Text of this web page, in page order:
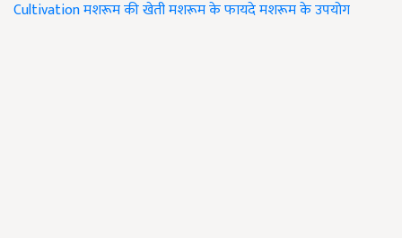
Cultivationमशरूम की खेतीमशरूम के फायदेमशरूम के उपयोग